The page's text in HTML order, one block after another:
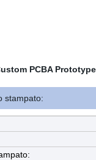
stampato: